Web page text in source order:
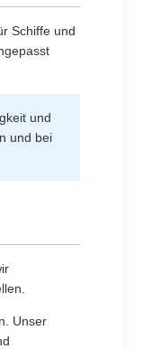
Schiffe und
und
und bei
Unser